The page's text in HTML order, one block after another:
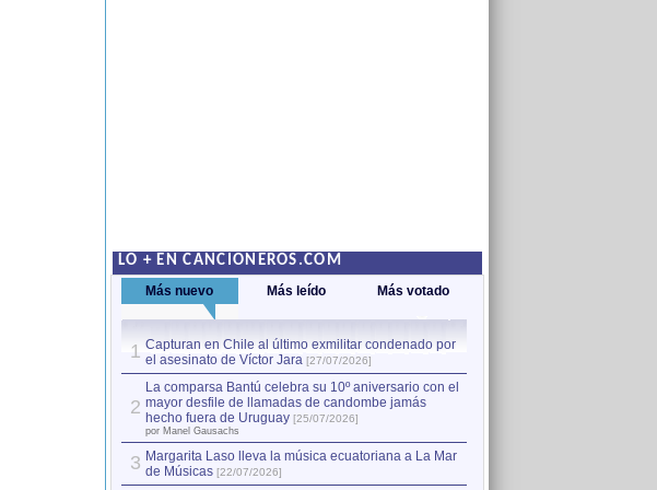
LO + EN CANCIONEROS.COM
Más nuevo Más leído Más votado
1 Capturan en Chile al último exmilitar condenado por
el asesinato de Víctor Jara [27/07/2026]
2
La comparsa Bantú celebra su 10º aniversario con el
mayor desfile de llamadas de candombe jamás
hecho fuera de Uruguay [25/07/2026]
por Manel Gausachs
3 Margarita Laso lleva la música ecuatoriana a La Mar
de Músicas [22/07/2026]